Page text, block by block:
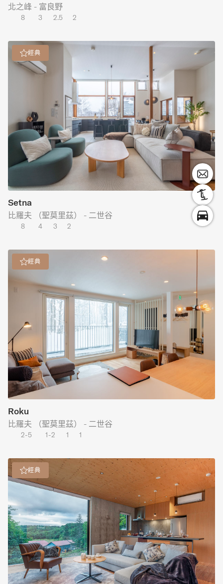
北之峰 - 富良野
8 3 2.5 2
經典
Setna
比羅夫 （聖莫里茲） - 二世谷
8 4 3 2
經典
Roku
比羅夫 （聖莫里茲） - 二世谷
2-5 1-2 1 1
經典